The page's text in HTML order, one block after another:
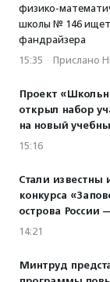
физико-
школы № 146 ищет
фандрайзера
15:35 · Прислано
Проект
открыл набор
на новый
15:16
Стали известны
конкурса
острова России
14:21
Минтруд